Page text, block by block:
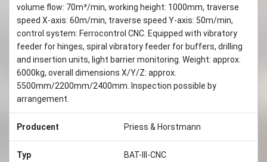
volume flow: 70m³/min, working height: 1000mm, traverse
speed X-axis: 60m/min, traverse speed Y-axis: 50m/min,
control system: Ferrocontrol CNC. Equipped with vibratory
feeder for hinges, spiral vibratory feeder for buffers, drilling
and insertion units, light barrier monitoring. Weight: approx.
6000kg, overall dimensions X/Y/Z: approx.
5500mm/2200mm/2400mm. Inspection possible by
arrangement.
Producent Priess & Horstmann
Typ BAT-III-CNC